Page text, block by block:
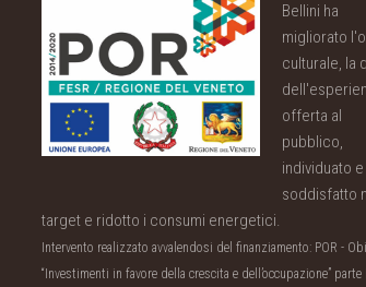
Bellini ha
migliorato
culturale, la
offerta al
pubblico,
individuato e
soddisfatto
target e ridotto i consumi energetici.
Intervento realizzato avvalendosi del finanziamento: POR -
“Investimenti in favore della crescita e dell’occupazione” parte